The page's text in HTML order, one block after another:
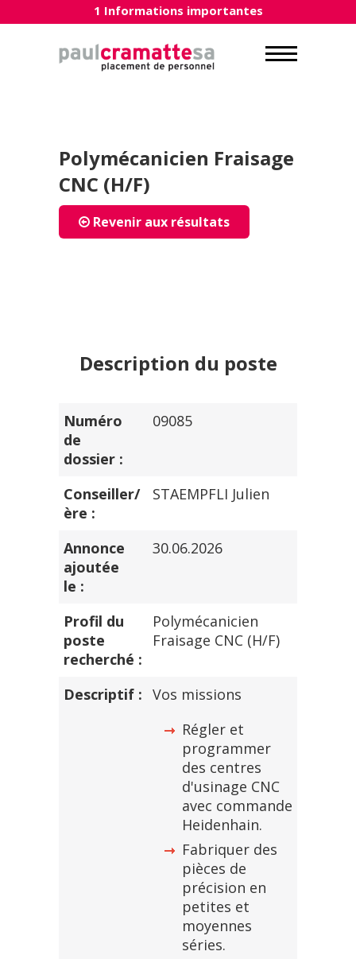
1 Informations importantes
Polymécanicien Fraisage
CNC (H/F)
Revenir aux résultats
Description du poste
Numéro
de
dossier :
09085
Conseiller/
ère :
STAEMPFLI Julien
Annonce
ajoutée
le :
30.06.2026
Profil du
poste
recherché :
Polymécanicien
Fraisage CNC (H/F)
Descriptif : Vos missions
Régler et
programmer
des centres
d'usinage CNC
avec commande
Heidenhain.
Fabriquer des
pièces de
précision en
petites et
moyennes
séries.